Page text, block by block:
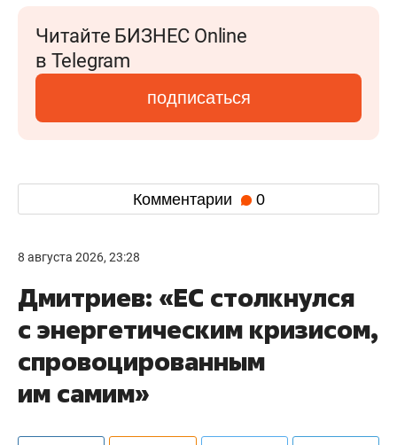
Читайте БИЗНЕС Online
в Telegram
подписаться
Комментарии 0
8 августа 2026, 23:28
Дмитриев: «ЕС столкнулся
с энергетическим кризисом,
спровоцированным
им самим»